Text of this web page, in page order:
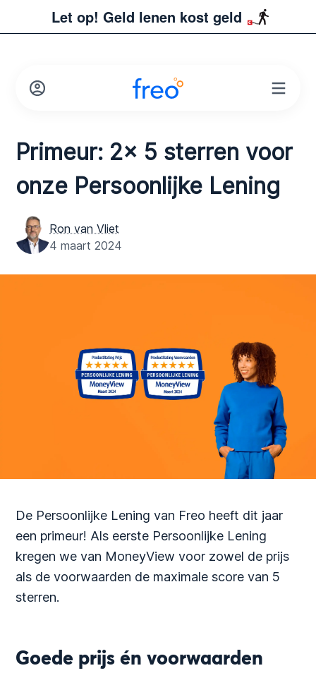
Let op! Geld lenen kost geld
Primeur: 2x 5 sterren voor
onze Persoonlijke Lening
Ron van Vliet
4 maart 2024
De Persoonlijke Lening van Freo heeft dit jaar
een primeur! Als eerste Persoonlijke Lening
kregen we van MoneyView voor zowel de prijs
als de voorwaarden de maximale score van 5
sterren.
Goede prijs én voorwaarden